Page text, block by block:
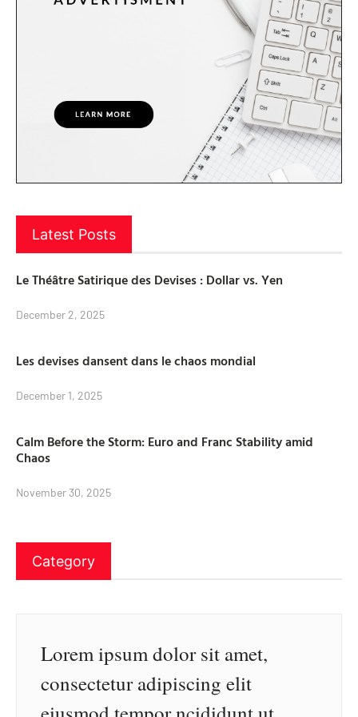
Latest Posts
Le Théâtre Satirique des Devises : Dollar vs. Yen
December 2, 2025
Les devises dansent dans le chaos mondial
December 1, 2025
Calm Before the Storm: Euro and Franc Stability amid
Chaos
November 30, 2025
Category
Lorem ipsum dolor sit amet,
consectetur adipiscing elit